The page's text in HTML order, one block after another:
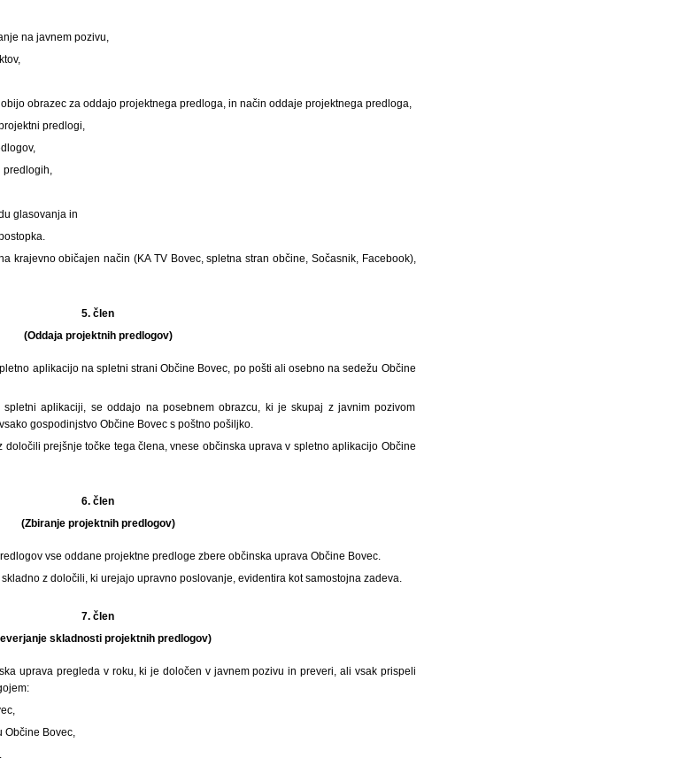
na javnem pozivu,
obrazec za oddajo projektnega predloga, in način oddaje projektnega predloga,
predlogi,
predlogih,
glasovanja in
krajevno običajen način (KA TV Bovec, spletna stran občine, Sočasnik, Facebook),
5. člen
(Oddaja projektnih predlogov)
aplikacijo na spletni strani Občine Bovec, po pošti ali osebno na sedežu Občine
aplikaciji, se oddajo na posebnem obrazcu, ki je skupaj z javnim pozivom
gospodinjstvo Občine Bovec s poštno pošiljko.
prejšnje točke tega člena, vnese občinska uprava v spletno aplikacijo Občine
6. člen
(Zbiranje projektnih predlogov)
vse oddane projektne predloge zbere občinska uprava Občine Bovec.
z določili, ki urejajo upravno poslovanje, evidentira kot samostojna zadeva.
7. člen
skladnosti projektnih predlogov)
uprava pregleda v roku, ki je določen v javnem pozivu in preveri, ali vsak prispeli
Občine Bovec,